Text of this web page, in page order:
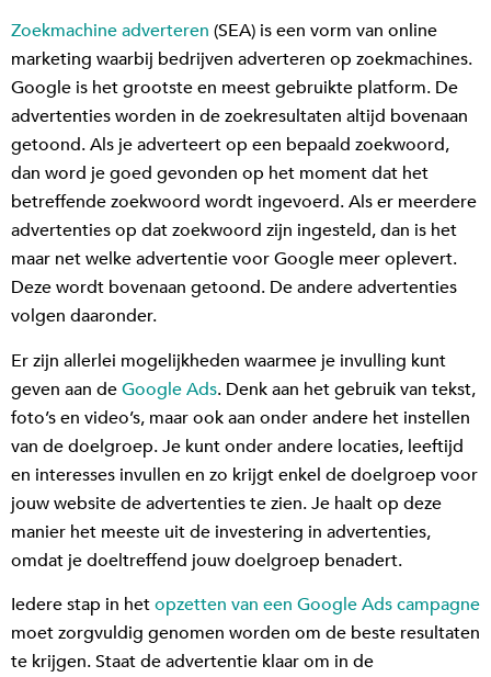
Zoekmachine adverteren (SEA) is een vorm van online
marketing waarbij bedrijven adverteren op zoekmachines.
Google is het grootste en meest gebruikte platform. De
advertenties worden in de zoekresultaten altijd bovenaan
getoond. Als je adverteert op een bepaald zoekwoord,
dan word je goed gevonden op het moment dat het
betreffende zoekwoord wordt ingevoerd. Als er meerdere
advertenties op dat zoekwoord zijn ingesteld, dan is het
maar net welke advertentie voor Google meer oplevert.
Deze wordt bovenaan getoond. De andere advertenties
volgen daaronder.
Er zijn allerlei mogelijkheden waarmee je invulling kunt
geven aan deGoogle Ads. Denk aan het gebruik van tekst,
foto’s en video’s, maar ook aan onder andere het instellen
van de doelgroep. Je kunt onder andere locaties, leeftijd
en interesses invullen en zo krijgt enkel de doelgroep voor
jouw website de advertenties te zien. Je haalt op deze
manier het meeste uit de investering in advertenties,
omdat je doeltreffend jouw doelgroep benadert.
Iedere stap in hetopzetten van een Google Ads campagne
moet zorgvuldig genomen worden om de beste resultaten
te krijgen. Staat de advertentie klaar om in de